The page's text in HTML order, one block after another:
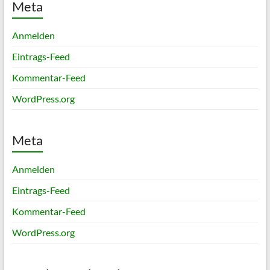
Meta
Anmelden
Eintrags-Feed
Kommentar-Feed
WordPress.org
Meta
Anmelden
Eintrags-Feed
Kommentar-Feed
WordPress.org